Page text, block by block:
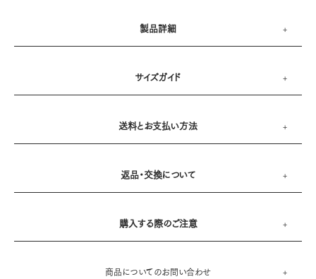
製品詳細
サイズガイド
送料とお支払い方法
返品・交換について
購入する際のご注意
商品についてのお問い合わせ